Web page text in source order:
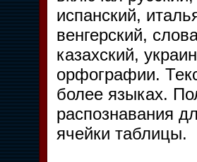
испанский,
венгерский,
казахский,
орфографии.
более языках.
распознавания
ячейки таблицы.